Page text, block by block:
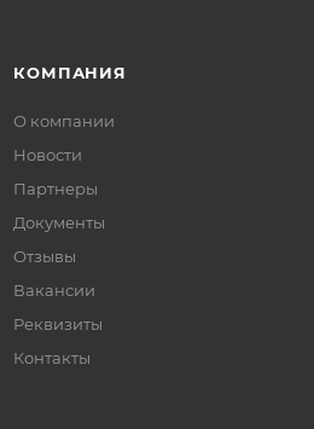
КОМПАНИЯ
О компании
Новости
Партнеры
Документы
Отзывы
Вакансии
Реквизиты
Контакты